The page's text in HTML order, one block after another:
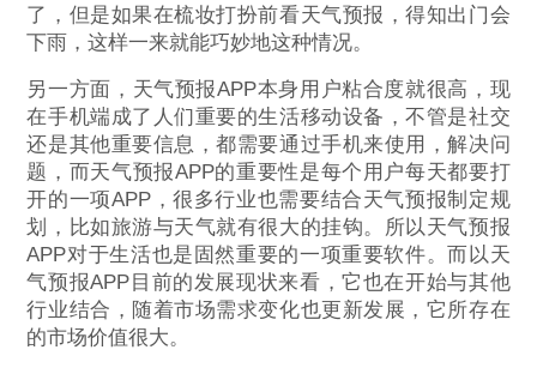
了，但是如果在梳妆打扮前看天气预报，得知出门会
下雨，这样一来就能巧妙地这种情况。
另一方面，天气预报APP本身用户粘合度就很高，现
在手机端成了人们重要的生活移动设备，不管是社交
还是其他重要信息，都需要通过手机来使用，解决问
题，而天气预报APP的重要性是每个用户每天都要打
开的一项APP，很多行业也需要结合天气预报制定规
划，比如旅游与天气就有很大的挂钩。所以天气预报
APP对于生活也是固然重要的一项重要软件。而以天
气预报APP目前的发展现状来看，它也在开始与其他
行业结合，随着市场需求变化也更新发展，它所存在
的市场价值很大。